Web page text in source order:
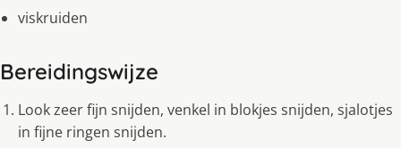
viskruiden
Bereidingswijze
Look zeer fijn snijden, venkel in blokjes snijden, sjalotjes
in fijne ringen snijden.